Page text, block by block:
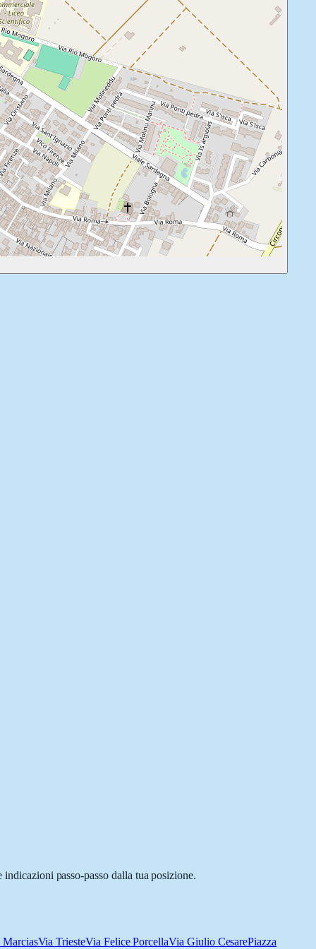
passo-passo dalla tua posizione.
Via TriesteVia Felice PorcellaVia Giulio CesarePiazza